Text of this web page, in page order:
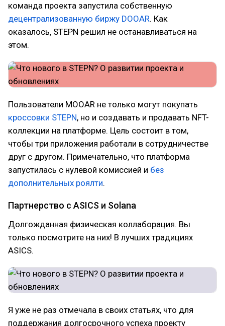
команда проекта запустила собственную
децентрализованную биржу DOOAR. Как
оказалось, STEPN решил не останавливаться на
этом.
Пользователи MOOAR не только могут покупать
кроссовки STEPN, но и создавать и продавать NFT-
коллекции на платформе. Цель состоит в том,
чтобы три приложения работали в сотрудничестве
друг с другом. Примечательно, что платформа
запустилась с нулевой комиссией и без
дополнительных роялти.
Партнерство с ASICS и Solana
Долгожданная физическая коллаборация. Вы
только посмотрите на них! В лучших традициях
ASICS.
Я уже не раз отмечала в своих статьях, что для
поддержания долгосрочного успеха проекту